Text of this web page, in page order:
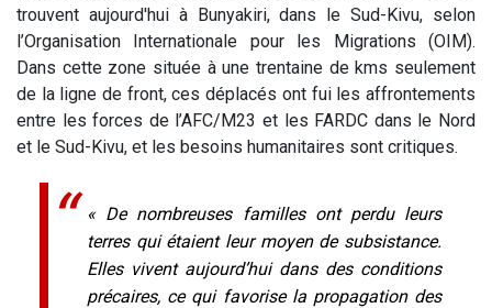
trouvent aujourd'hui à Bunyakiri, dans le Sud-Kivu, selon
l’Organisation Internationale pour les Migrations (OIM).
Dans cette zone située à une trentaine de kms seulement
de la ligne de front, ces déplacés ont fui les affrontements
entre les forces de l’AFC/M23 et les FARDC dans le Nord
et le Sud-Kivu, et les besoins humanitaires sont critiques.
« De nombreuses familles ont perdu leurs
terres qui étaient leur moyen de subsistance.
Elles vivent aujourd’hui dans des conditions
précaires, ce qui favorise la propagation des